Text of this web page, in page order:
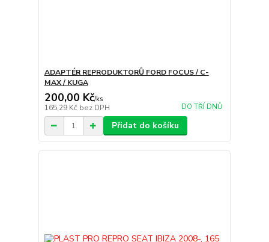
ADAPTÉR REPRODUKTORŮ FORD FOCUS / C-
MAX / KUGA
200,00 Kč/ks
165,29 Kč bez DPH DO TŘÍ DNŮ
Přidat do košíku